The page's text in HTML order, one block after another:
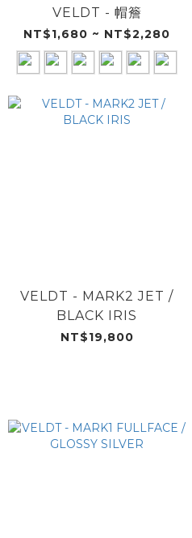
VELDT - 帽簷
NT$1,680 ~ NT$2,280
VELDT - MARK2 JET /
BLACK IRIS
NT$19,800